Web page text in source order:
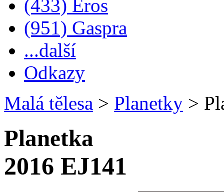
(433) Eros
(951) Gaspra
...další
Odkazy
Malá tělesa > Planetky >
Planetka
2016 EJ141